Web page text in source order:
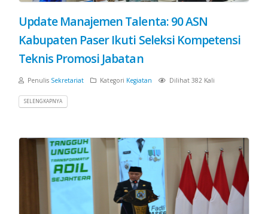
Update Manajemen Talenta: 90 ASN
Kabupaten Paser Ikuti Seleksi Kompetensi
Teknis Promosi Jabatan
Penulis Sekretariat Kategori Kegiatan Dilihat 382 Kali
SELENGKAPNYA